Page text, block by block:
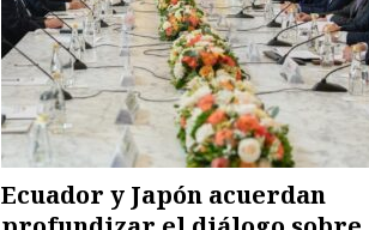
Ecuador y Japón acuerdan